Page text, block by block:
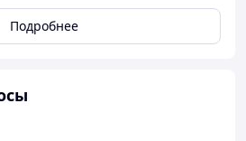
отправка в непрозрачной
Подробнее